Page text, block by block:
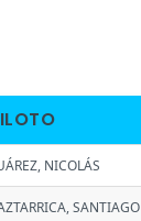
NICOLÁS
SANTIAGO